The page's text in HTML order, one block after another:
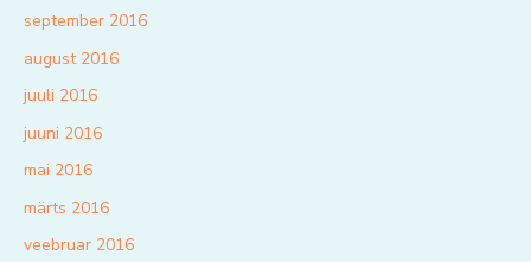
september 2016
august 2016
juuli 2016
juuni 2016
mai 2016
märts 2016
veebruar 2016